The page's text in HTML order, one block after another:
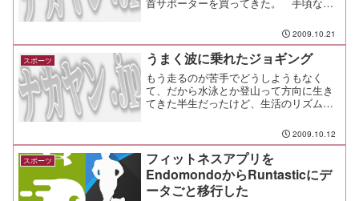
ど、なんだよアマゾンでも同じ値段で売
ってるんじゃないか（笑これならアマゾ
ンでさっさと買っておけば...
2009.10.21
スポーツ うまく波に乗れたジョギング
もう走るのが苦手でどうしようもなく
て、だから水泳とか登山って方向に生き
てきた半生だったけど、生活のリズムに
化した結果、ジョギングは辛くなくて、
むしろ楽しい！とか、意外に走れるじゃ
ん、オレ！みたいな前向きス...
2009.10.12
スポーツ
フィットネスアプリを
EndomondoからRuntasticにデ
ータごと移行した